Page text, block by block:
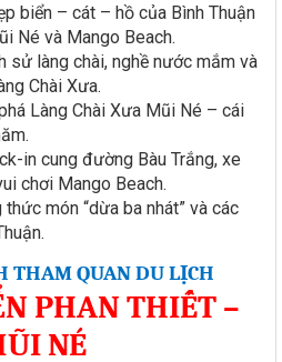
biển – cát – hồ của Bình Thuận
Né và Mango Beach.
sử làng chài, nghề nước mắm và
Chài Xưa.
Làng Chài Xưa Mũi Né – cái
in cung đường Bàu Trắng, xe
chơi Mango Beach.
món “dừa ba nhát” và các
THAM QUAN DU LỊCH
PHAN THIẾT –
NÉ